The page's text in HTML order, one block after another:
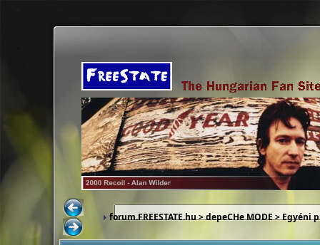
forum.FREESTATE.hu>depeCHe MODE>Egyéni